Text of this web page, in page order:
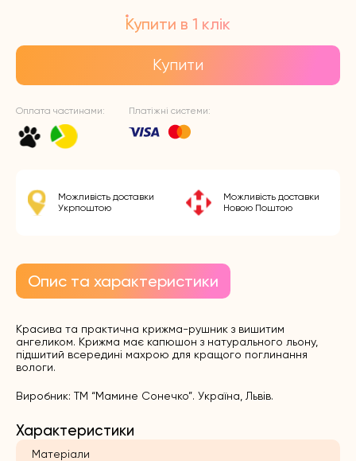
Купити в 1 клік
Купити
Оплата частинами: Платіжні системи:
Можливість доставки
Укрпоштою
Можливість доставки
Новою Поштою
Опис та характеристики
Красива та практична крижма-рушник з вишитим
ангеликом. Крижма має капюшон з натурального льону,
підшитий всередині махрою для кращого поглинання
вологи.
Виробник: ТМ “Мамине Сонечко”. Україна, Львів.
Характеристики
Матеріали